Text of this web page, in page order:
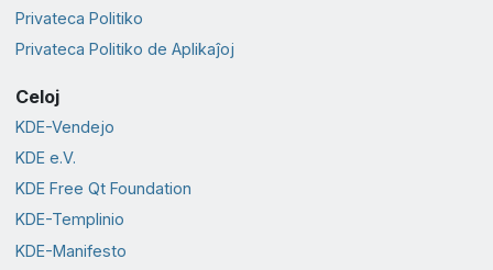
Privateca Politiko
Privateca Politiko de Aplikaĵoj
Celoj
KDE-Vendejo
KDE e.V.
KDE Free Qt Foundation
KDE-Templinio
KDE-Manifesto